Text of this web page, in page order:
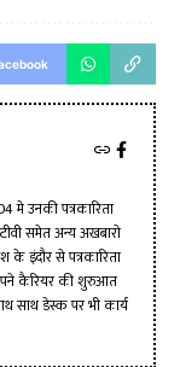
मे उनकी पत्रकारिता
समेत अन्य अखबारो
के इंदौर से पत्रकारिता
अपने कैरियर की शुरुआत
साथ डेस्क पर भी कार्य